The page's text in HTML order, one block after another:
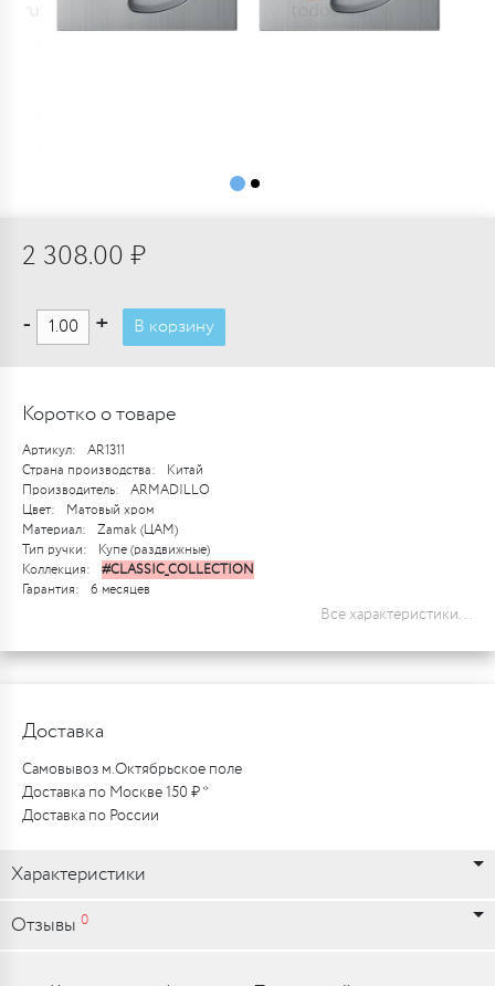
2 308.00 ₽
- + В корзину
Коротко о товаре
Артикул:
AR1311
Страна производства:
Китай
Производитель:
ARMADILLO
Цвет:
Матовый хром
Материал:
Zamak (ЦАМ)
Тип ручки:
Купе (раздвижные)
Коллекция:
#CLASSIC_COLLECTION
Гарантия:
6 месяцев
Все характеристики...
Доставка
Самовывоз м.Октябрьское поле
Доставка по Москве 150 ₽ *
Доставка по России
Характеристики
Отзывы 0